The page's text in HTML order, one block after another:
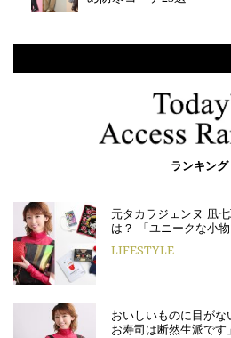
ランキング
元タカラジェンヌ 凪
は？ 「ユニークな小
LIFESTYLE
おいしいものに目が
お寿司は断然生派で